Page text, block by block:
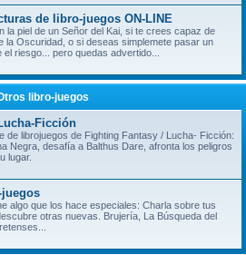
de libro-juegos ON-LINE
la piel de un Señor del Kai, si te crees capaz de
la Oscuridad, o si deseas simplemete pasar un
riesgo... pero quedas advertido...
libro-juegos
Ficción
de librojuegos de Fighting Fantasy / Lucha- Ficción:
Negra, desafía a Balthus Dare, afronta los peligros
lugar.
juegos
algo que los hace especiales: Charla sobre tus
otras nuevas. Brujería, La Búsqueda del